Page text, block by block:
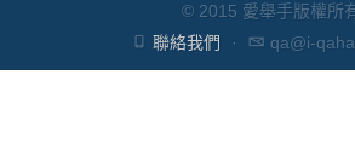
© 2015 愛舉手版權所
聯絡我們
· qa@i-